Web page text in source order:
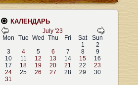
КАЛЕНДАРЬ
July '23
Mon
Tue Wed Thu Fri Sat
Sun
1
2
3
4 5 6 7 8
9
10
11 12 13 14 15
16
17
18 19 20 21 22
23
24
25 26 27 28 29
30
31